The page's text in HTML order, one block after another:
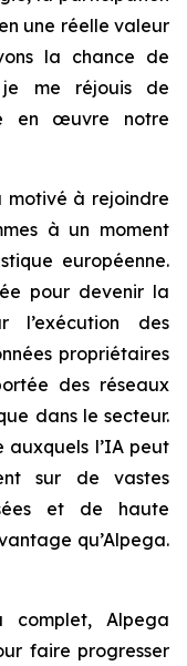
une réelle valeur
la chance de
me réjouis de
en œuvre notre
motivé à rejoindre
à un moment
européenne.
pour devenir la
l’exécution des
propriétaires
des réseaux
dans le secteur.
auxquels l’IA peut
sur de vastes
et de haute
qu’Alpega.
complet, Alpega
faire progresser